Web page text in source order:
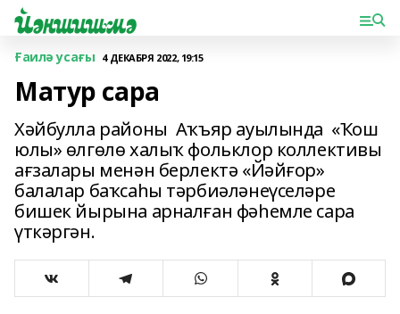
Ғаилә усағы 4 ДЕКАБРЯ 2022, 19:15
Матур сара
Хәйбулла районы Аҡъяр ауылында «Ҡош
юлы» өлгөлө халыҡ фольклор коллективы
ағзалары менән берлектә «Йәйғор»
балалар баҡсаһы тәрбиәләнеүселәре
бишек йырына арналған фәһемле сара
үткәргән.